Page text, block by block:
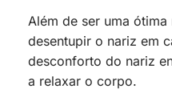
Além de ser uma
desentupir o nariz em
desconforto do nariz
a relaxar o corpo.